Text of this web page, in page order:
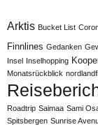
Arktis Bucket List
Finnlines Gedanken
Insel Inselhopping
Monatsrückblick
Roadtrip Saimaa Sami
Spitsbergen Sunrise